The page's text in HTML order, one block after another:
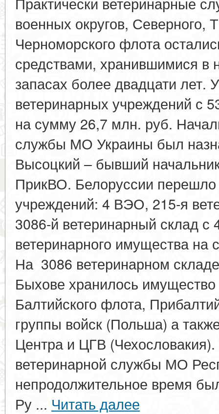
военных округов, Северного,
Черноморского флота
средствами, хранившимися в
запасах более двадцати лет.
ветеринарных учреждений с
на сумму 26,7 млн. руб.
службы МО Украины был
Высоцкий – бывший
ПрикВО. Белоруссии
учреждений: 4 ВЭО, 215-я
3086-й ветеринарный склад
ветеринарного имущества
На 3086 ветеринарном
Быхове хранилось
Балтийского флота,
группы войск (Польша) а
Центра и ЦГВ
ветеринарной службы МО
непродолжительное время
Ру ... Читать далее